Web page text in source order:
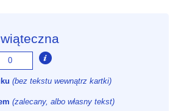
(bez tekstu wewnątrz kartki)
(zalecany, albo własny tekst)